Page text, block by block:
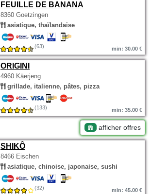
FEUILLE DE BANANA
8360 Goetzingen
asiatique, thaïlandaise
(63) min: 30.00 €
ORIGINI
4960 Käerjeng
grillade, italienne, pâtes, pizza
(133) min: 35.00 €
afficher offres
SHIKÔ
8466 Eischen
asiatique, chinoise, japonaise, sushi
(32) min: 45.00 €